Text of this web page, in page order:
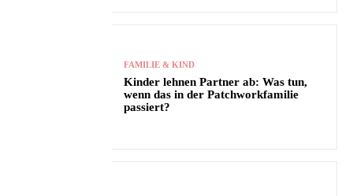
FAMILIE & KIND
Kinder lehnen Partner ab: Was tun,
wenn das in der Patchworkfamilie
passiert?